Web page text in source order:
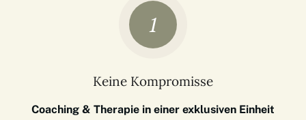
1
Keine Kompromisse
Coaching & Therapie in einer exklusiven Einheit